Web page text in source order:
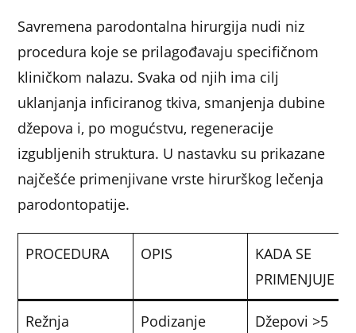
Savremena parodontalna hirurgija nudi niz
procedura koje se prilagođavaju specifičnom
kliničkom nalazu. Svaka od njih ima cilj
uklanjanja inficiranog tkiva, smanjenja dubine
džepova i, po mogućstvu, regeneracije
izgubljenih struktura. U nastavku su prikazane
najčešće primenjivane vrste hirurškog lečenja
parodontopatije.
PROCEDURA OPIS
KADA SE
PRIMENJUJE
Režnja
Podizanje
Džepovi >5